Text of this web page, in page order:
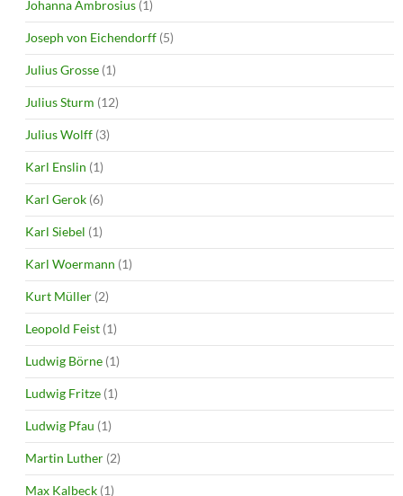
Johanna Ambrosius (1)
Joseph von Eichendorff (5)
Julius Grosse (1)
Julius Sturm (12)
Julius Wolff (3)
Karl Enslin (1)
Karl Gerok (6)
Karl Siebel (1)
Karl Woermann (1)
Kurt Müller (2)
Leopold Feist (1)
Ludwig Börne (1)
Ludwig Fritze (1)
Ludwig Pfau (1)
Martin Luther (2)
Max Kalbeck (1)